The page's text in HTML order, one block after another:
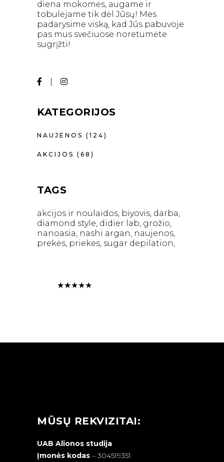
diena mokomės, augame ir
tobulėjame tik dėl Jūsų! Mes
padarysime viską, kad Jūs pabuvoje
pas mus svečiuose noretumėte
sugrįžti!
KATEGORIJOS
NAUJENOS (124)
AKCIJOS (68)
TAGS
akcijos ir noulaidos biyovis darba
diamond style didier lab grožio
nanoasia nashi argan naujenos
prekės priekes sugar depilation
★★★★★
MŪSŲ REKVIZITAI:
UAB Alionos studija
Įmonės kodas – 304519351